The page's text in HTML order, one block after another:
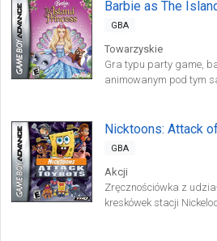
zdobycia
Barbie as The
GBA
Towarzyskie
Gra typu party game,
animowanym pod tym
wyspie.
Nicktoons: Attack
GBA
Akcji
Zręcznościówka z
kreskówek stacji